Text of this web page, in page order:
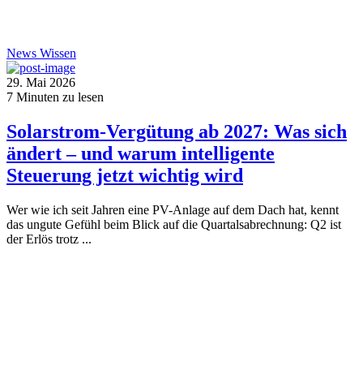
News Wissen
29. Mai 2026
7 Minuten zu lesen
Solarstrom-Vergütung ab 2027: Was sich
ändert – und warum intelligente
Steuerung jetzt wichtig wird
Wer wie ich seit Jahren eine PV-Anlage auf dem Dach hat, kennt
das ungute Gefühl beim Blick auf die Quartalsabrechnung: Q2 ist
der Erlös trotz ...